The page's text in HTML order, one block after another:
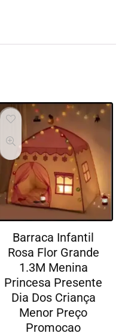
Barraca Infantil
Rosa Flor Grande
1.3M Menina
Princesa Presente
Dia Dos Criança
Menor Preço
Promocao